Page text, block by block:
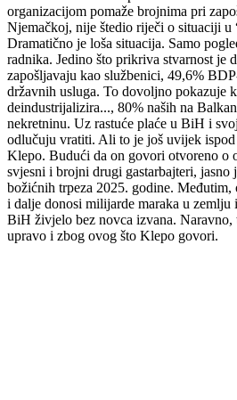
organizacijom pomaže brojnima pri
Njemačkoj, nije štedio riječi o situaciji u
Dramatično je loša situacija. Samo
radnika. Jedino što prikriva stvarnost je
zapošljavaju kao službenici, 49,6%
državnih usluga. To dovoljno pokazuje
deindustrijalizira..., 80% naših na
nekretninu. Uz rastuće plaće u BiH i
odlučuju vratiti. Ali to je još uvijek
Klepo. Budući da on govori otvoreno o
svjesni i brojni drugi gastarbajteri, jasno
božićnih trpeza 2025. godine. Međutim,
i dalje donosi milijarde maraka u zemlju
BiH živjelo bez novca izvana. Naravno,
upravo i zbog ovog što Klepo govori.